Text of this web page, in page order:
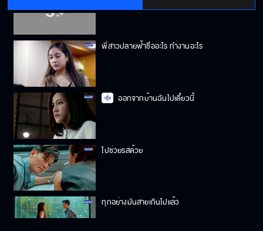
พี่สาวปลายฟ้าชื่ออะไร ทำงานอะไร
ออกจากบ้านฉันไปเดี๋ยวนี้
ไปช่วยรสด้วย
ทุกอย่างมันสายเกินไปแล้ว